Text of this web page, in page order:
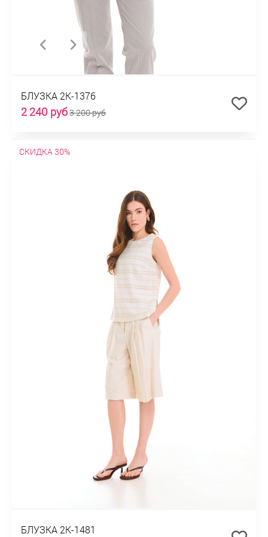
БЛУЗКА 2К-1376
2 240 руб3 200 руб
СКИДКА 30%
БЛУЗКА 2К-1481